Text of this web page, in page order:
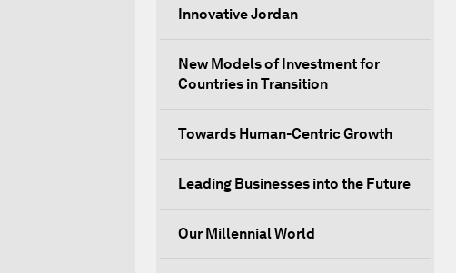
Innovative Jordan
New Models of Investment for
Countries in Transition
Towards Human-Centric Growth
Leading Businesses into the Future
Our Millennial World